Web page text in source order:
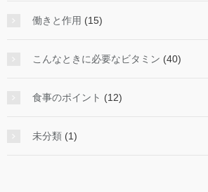
働きと作用 (15)
こんなときに必要なビタミン (40)
食事のポイント (12)
未分類 (1)